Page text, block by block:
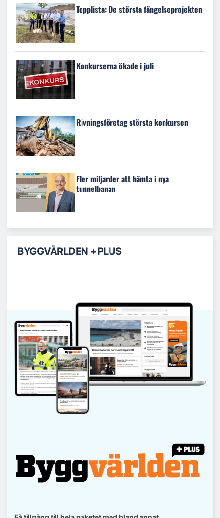
Topplista: De största fängelseprojekten
Konkurserna ökade i juli
Rivningsföretag största konkursen
Fler miljarder att hämta i nya
tunnelbanan
BYGGVÄRLDEN +PLUS